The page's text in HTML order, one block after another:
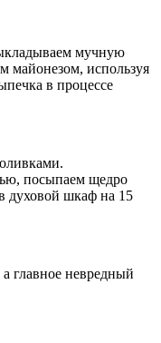
мучную
майонезом, используя
в процессе
посыпаем щедро
духовой шкаф на 15
главное невредный